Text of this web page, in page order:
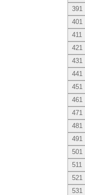
391
401
411
421
431
441
451
461
471
481
491
501
511
521
531